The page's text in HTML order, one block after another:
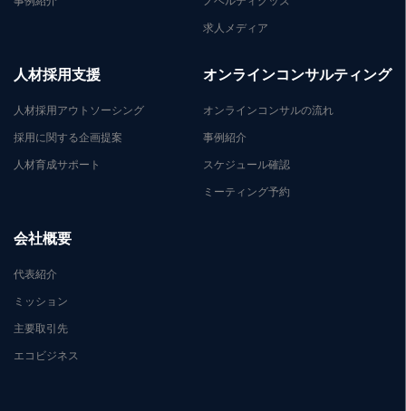
求人メディア
人材採用支援
人材採用アウトソーシング
採用に関する企画提案
人材育成サポート
オンラインコンサルティング
オンラインコンサルの流れ
事例紹介
スケジュール確認
ミーティング予約
会社概要
代表紹介
ミッション
主要取引先
エコビジネス